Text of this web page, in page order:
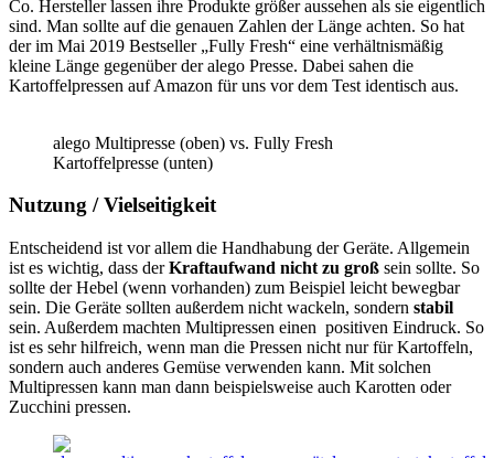
Co. Hersteller lassen ihre Produkte größer aussehen als sie eigentlich
sind. Man sollte auf die genauen Zahlen der Länge achten. So hat
der im Mai 2019 Bestseller „Fully Fresh“ eine verhältnismäßig
kleine Länge gegenüber der alego Presse. Dabei sahen die
Kartoffelpressen auf Amazon für uns vor dem Test identisch aus.
alego Multipresse (oben) vs. Fully Fresh
Kartoffelpresse (unten)
Nutzung / Vielseitigkeit
Entscheidend ist vor allem die Handhabung der Geräte. Allgemein
ist es wichtig, dass derKraftaufwand nicht zu groß sein sollte. So
sollte der Hebel (wenn vorhanden) zum Beispiel leicht bewegbar
sein. Die Geräte sollten außerdem nicht wackeln, sondern stabil
sein. Außerdem machten Multipressen einen positiven Eindruck. So
ist es sehr hilfreich, wenn man die Pressen nicht nur für Kartoffeln,
sondern auch anderes Gemüse verwenden kann. Mit solchen
Multipressen kann man dann beispielsweise auch Karotten oder
Zucchini pressen.